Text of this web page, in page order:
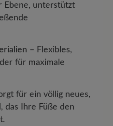
Ebene, unterstützt
– Flexibles,
für maximale
für ein völlig neues,
das Ihre Füße den